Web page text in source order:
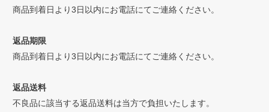
商品到着日より3日以内にお電話にてご連絡ください。
返品期限
商品到着日より3日以内にお電話にてご連絡ください。
返品送料
不良品に該当する返品送料は当方で負担いたします。